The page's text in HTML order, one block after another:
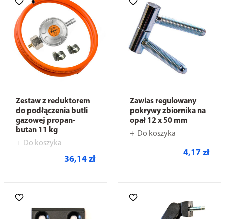
Zestaw z reduktorem
do podłączenia butli
gazowej propan-
butan 11 kg
Do koszyka
36,14 zł
Zawias regulowany
pokrywy zbiornika na
opał 12 x 50 mm
Do koszyka
4,17 zł